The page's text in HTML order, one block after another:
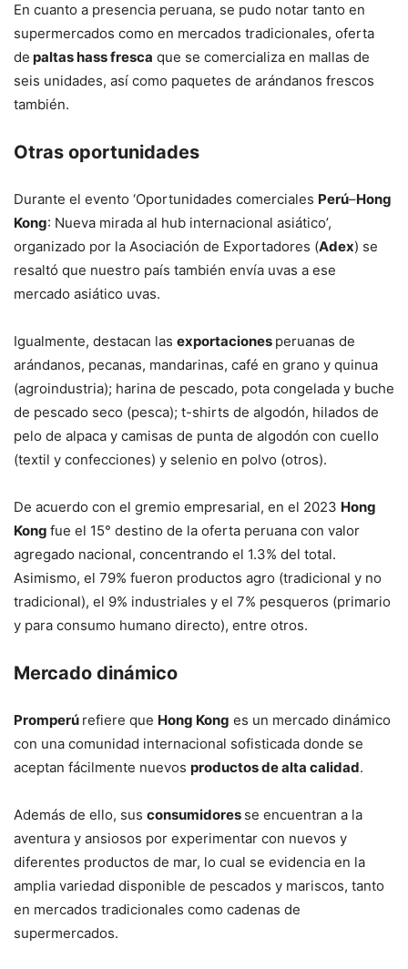
En cuanto a presencia peruana, se pudo notar tanto en
supermercados como en mercados tradicionales, oferta
de paltas hass fresca que se comercializa en mallas de
seis unidades, así como paquetes de arándanos frescos
también.
Otras oportunidades
Durante el evento ‘Oportunidades comerciales Perú–Hong
Kong: Nueva mirada al hub internacional asiático’,
organizado por la Asociación de Exportadores (Adex) se
resaltó que nuestro país también envía uvas a ese
mercado asiático uvas.
Igualmente, destacan las exportaciones peruanas de
arándanos, pecanas, mandarinas, café en grano y quinua
(agroindustria); harina de pescado, pota congelada y buche
de pescado seco (pesca); t-shirts de algodón, hilados de
pelo de alpaca y camisas de punta de algodón con cuello
(textil y confecciones) y selenio en polvo (otros).
De acuerdo con el gremio empresarial, en el 2023 Hong
Kong fue el 15° destino de la oferta peruana con valor
agregado nacional, concentrando el 1.3% del total.
Asimismo, el 79% fueron productos agro (tradicional y no
tradicional), el 9% industriales y el 7% pesqueros (primario
y para consumo humano directo), entre otros.
Mercado dinámico
Promperú refiere que Hong Kong es un mercado dinámico
con una comunidad internacional sofisticada donde se
aceptan fácilmente nuevos productos de alta calidad.
Además de ello, sus consumidores se encuentran a la
aventura y ansiosos por experimentar con nuevos y
diferentes productos de mar, lo cual se evidencia en la
amplia variedad disponible de pescados y mariscos, tanto
en mercados tradicionales como cadenas de
supermercados.